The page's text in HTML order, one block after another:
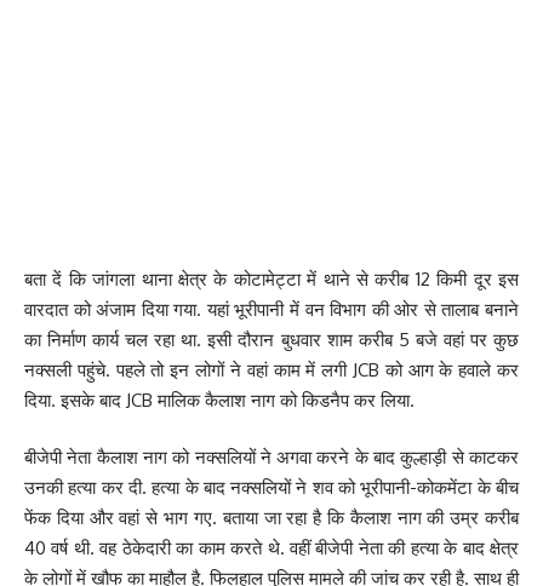
बता दें कि जांगला थाना क्षेत्र के कोटामेट्टा में थाने से करीब 12 किमी दूर इस
वारदात को अंजाम दिया गया. यहां भूरीपानी में वन विभाग की ओर से तालाब बनाने
का निर्माण कार्य चल रहा था. इसी दौरान बुधवार शाम करीब 5 बजे वहां पर कुछ
नक्सली पहुंचे. पहले तो इन लोगों ने वहां काम में लगी JCB को आग के हवाले कर
दिया. इसके बाद JCB मालिक कैलाश नाग को किडनैप कर लिया.
बीजेपी नेता कैलाश नाग को नक्सलियों ने अगवा करने के बाद कुल्हाड़ी से काटकर
उनकी हत्या कर दी. हत्या के बाद नक्सलियों ने शव को भूरीपानी-कोकमेंटा के बीच
फेंक दिया और वहां से भाग गए. बताया जा रहा है कि कैलाश नाग की उम्र करीब
40 वर्ष थी. वह ठेकेदारी का काम करते थे. वहीं बीजेपी नेता की हत्या के बाद क्षेत्र
के लोगों में खौफ का माहौल है. फिलहाल पुलिस मामले की जांच कर रही है. साथ ही